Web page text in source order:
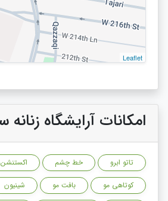
Leaflet
امکانات آرایشگاه
تاتو ابرو خط چشم اکستنشن
کوتاهی مو
بافت مو شینیون